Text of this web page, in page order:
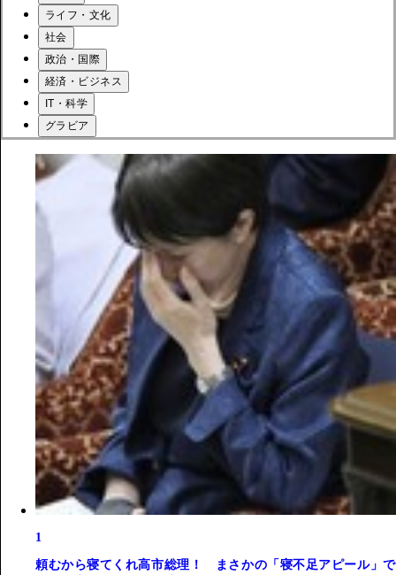
ライフ・文化
社会
政治・国際
経済・ビジネス
IT・科学
グラビア
1
頼むから寝てくれ高市総理！ まさかの「寝不足アピール」で